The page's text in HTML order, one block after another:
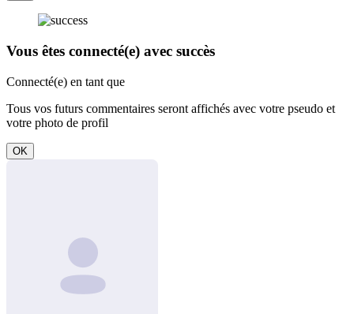
Vous êtes connecté(e) avec succès
Connecté(e) en tant que
Tous vos futurs commentaires seront affichés avec votre pseudo et
votre photo de profil
OK